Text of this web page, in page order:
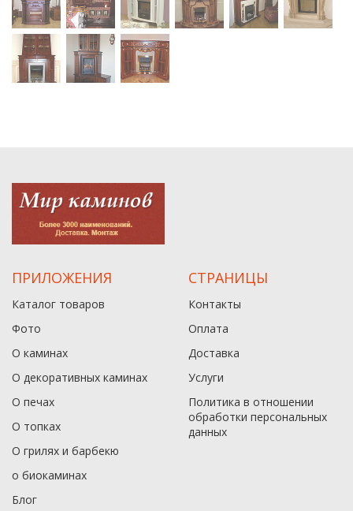
ПРИЛОЖЕНИЯ
Каталог товаров
Фото
О каминах
О декоративных каминах
О печах
О топках
О грилях и барбекю
о биокаминах
Блог
СТРАНИЦЫ
Контакты
Оплата
Доставка
Услуги
Политика в отношении
обработки персональных
данныx